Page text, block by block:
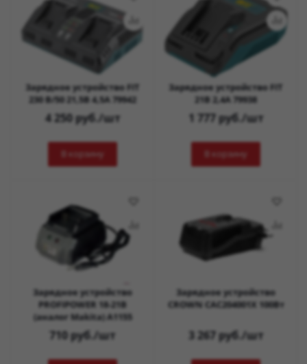
Зарядное устройство FIT
230 В/50 21,5В 4,5А 79942
4 250руб./шт
В корзину
Зарядное устройство FIT
21В 2,4А 79938
1 777руб./шт
В корзину
Зарядное устройство
PROFIPOWER 18-21B
(аналог Makita) А1155
710руб./шт
Зарядное устройство
CROWN CAC204001X 100Вт
3 267руб./шт